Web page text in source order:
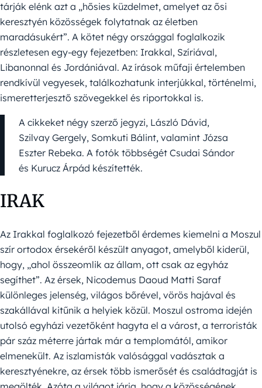
tárják elénk azt a „hősies küzdelmet, amelyet az ősi
keresztyén közösségek folytatnak az életben
maradásukért”. A kötet négy országgal foglalkozik
részletesen egy-egy fejezetben: Irakkal, Szíriával,
Libanonnal és Jordániával. Az írások műfaji értelemben
rendkívül vegyesek, találkozhatunk interjúkkal, történelmi,
ismeretterjesztő szövegekkel és riportokkal is.
A cikkeket négy szerző jegyzi, László Dávid,
Szilvay Gergely, Somkuti Bálint, valamint Józsa
Eszter Rebeka. A fotók többségét Csudai Sándor
és Kurucz Árpád készítették.
IRAK
Az Irakkal foglalkozó fejezetből érdemes kiemelni a Moszul
szír ortodox érsekéről készült anyagot, amelyből kiderül,
hogy, „ahol összeomlik az állam, ott csak az egyház
segíthet”. Az érsek, Nicodemus Daoud Matti Saraf
különleges jelenség, világos bőrével, vörös hajával és
szakállával kitűnik a helyiek közül. Moszul ostroma idején
utolsó egyházi vezetőként hagyta el a várost, a terroristák
pár száz méterre jártak már a templomától, amikor
elmenekült. Az iszlamisták valósággal vadásztak a
keresztyénekre, az érsek több ismerősét és családtagját is